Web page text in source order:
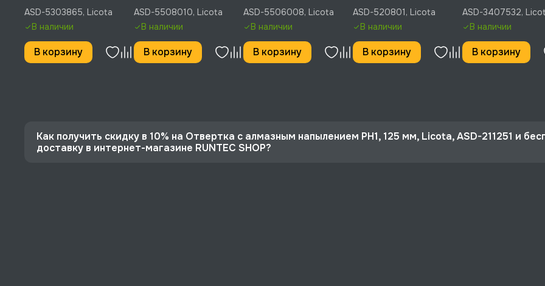
короткая шлицевая
SL6.5, 38 мм, Licota, ASD-
5303865
ASD-5303865, Licota
В наличии
В корзину
ASD-5508010, Licota
В наличии
В корзину
ASD-5506008, Licota
В наличии
В корзину
80 мм, Licota, ASD-
520801
ASD-520801, Licota
В наличии
В корзину
3407532
ASD-3407532,
В наличии
В корзину
Как получить скидку в 10% на Отвертка с алмазным напылением PH1, 125 мм, Licota, ASD-211251 и
доставку в интернет-магазине RUNTEC SHOP?